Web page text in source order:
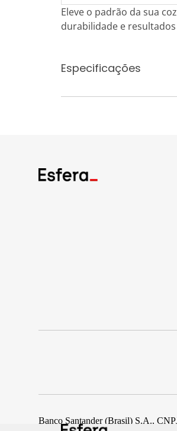
Eleve o padrão da sua
durabilidade e
Especificações
Banco Santander (Brasil) S.A.,